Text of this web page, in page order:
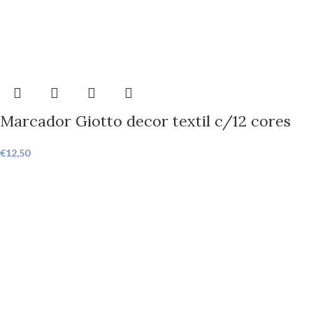
Marcador Giotto decor textil c/12 cores
€12,50